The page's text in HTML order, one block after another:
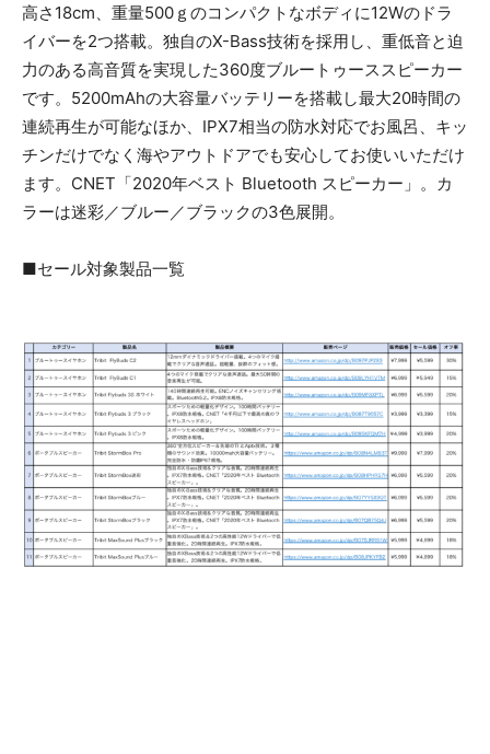
高さ18cm、重量500ｇのコンパクトなボディに12Wのドラ
イバーを2つ搭載。独自のX-Bass技術を採用し、重低音と迫
力のある高音質を実現した360度ブルートゥーススピーカー
です。5200mAhの大容量バッテリーを搭載し最大20時間の
連続再生が可能なほか、IPX7相当の防水対応でお風呂、キッ
チンだけでなく海やアウトドアでも安心してお使いいただけ
ます。CNET「2020年ベスト Bluetooth スピーカー」。カ
ラーは迷彩／ブルー／ブラックの3色展開。
■セール対象製品一覧